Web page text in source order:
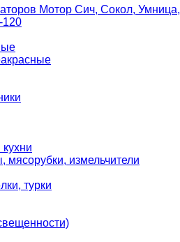
Мотор Сич, Сокол, Умница,
120
мясорубки, измельчители
турки